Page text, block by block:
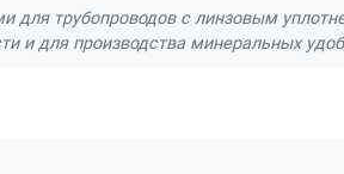
для трубопроводов с линзовым
и для производства минеральных